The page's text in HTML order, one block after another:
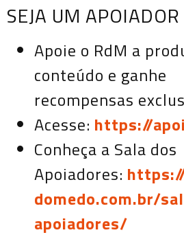
SEJA UM APOIADOR
Apoie o RdM a
conteúdo e ganhe
recompensas
Acesse: https://
Conheça a Sala dos
Apoiadores:
domedo.com.br/
apoiadores/